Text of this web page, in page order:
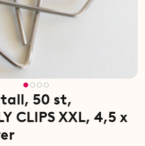
50 st,
CLIPS XXL, 4,5 x